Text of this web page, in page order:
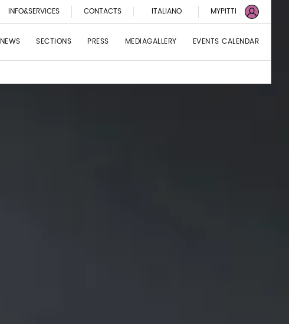
INFO&SERVICES CONTACTS ITALIANO MYPITTI
NEWS SECTIONS PRESS MEDIAGALLERY EVENTS CALENDAR